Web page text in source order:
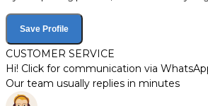
Save Profile
CUSTOMER SERVICE
Hi! Click for communication via
Our team usually replies in minutes